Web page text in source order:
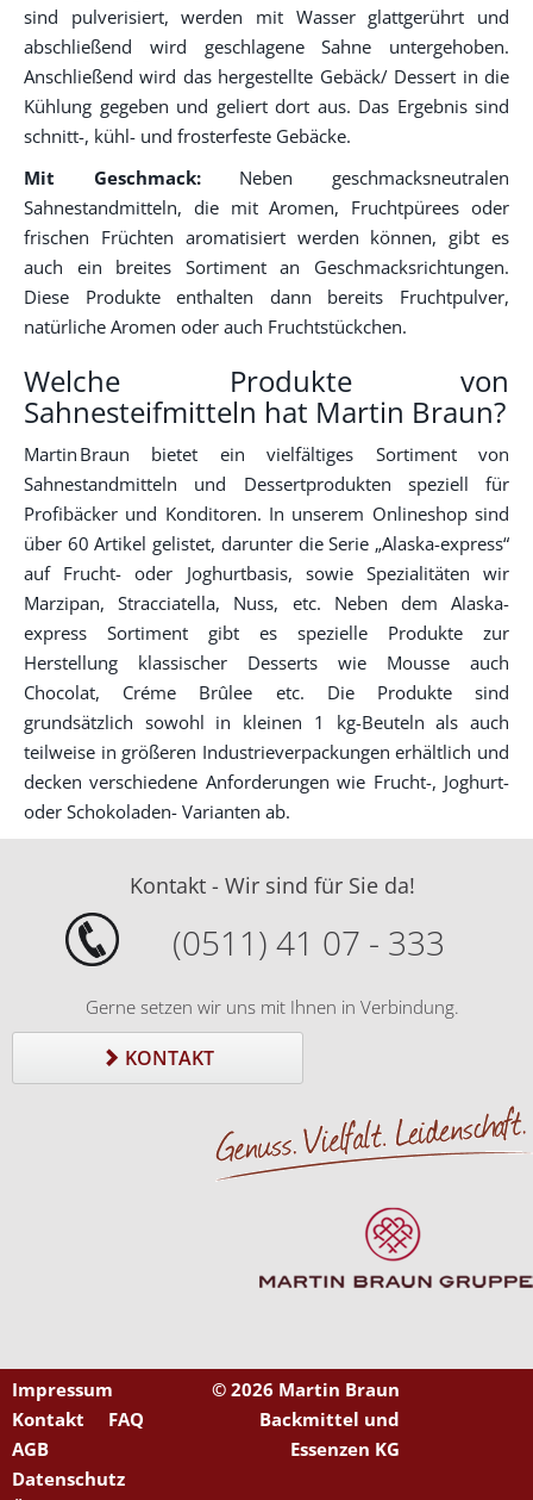
sind pulverisiert, werden mit Wasser glattgerührt und
abschließend wird geschlagene Sahne untergehoben.
Anschließend wird das hergestellte Gebäck/ Dessert in die
Kühlung gegeben und geliert dort aus. Das Ergebnis sind
schnitt-, kühl- und frosterfeste Gebäcke.
Mit Geschmack:Neben geschmacksneutralen
Sahnestandmitteln, die mit Aromen, Fruchtpürees oder
frischen Früchten aromatisiert werden können, gibt es
auch ein breites Sortiment an Geschmacksrichtungen.
Diese Produkte enthalten dann bereits Fruchtpulver,
natürliche Aromen oder auch Fruchtstückchen.
Welche Produkte von
Sahnesteifmitteln hat Martin Braun?
Martin Braun bietet ein vielfältiges Sortiment von
Sahnestandmitteln und Dessertprodukten speziell für
Profibäcker und Konditoren. In unserem Onlineshop sind
über 60 Artikel gelistet, darunter die Serie „Alaska-express“
auf Frucht- oder Joghurtbasis, sowie Spezialitäten wir
Marzipan, Stracciatella, Nuss, etc. Neben dem Alaska-
express Sortiment gibt es spezielle Produkte zur
Herstellung klassischer Desserts wie Mousse auch
Chocolat, Créme Brûlee etc. Die Produkte sind
grundsätzlich sowohl in kleinen 1 kg-Beuteln als auch
teilweise in größeren Industrieverpackungen erhältlich und
decken verschiedene Anforderungen wie Frucht-, Joghurt-
oder Schokoladen- Varianten ab.
Kontakt - Wir sind für Sie da!
(0511) 41 07 - 333
Gerne setzen wir uns mit Ihnen in Verbindung.
KONTAKT
Impressum
Kontakt
FAQ
AGB
Datenschutz
© 2026 Martin Braun
Backmittel und
Essenzen KG